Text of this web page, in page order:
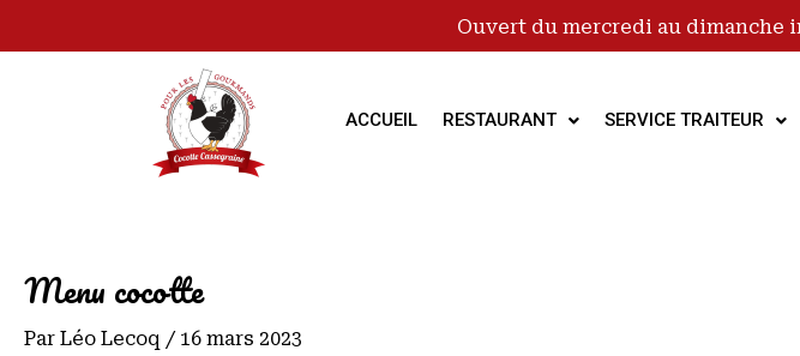
Ouvert du mercredi au dimanche
ACCUEIL RESTAURANT SERVICE TRAITEUR
Menu cocotte
Par Léo Lecoq / 16 mars 2023